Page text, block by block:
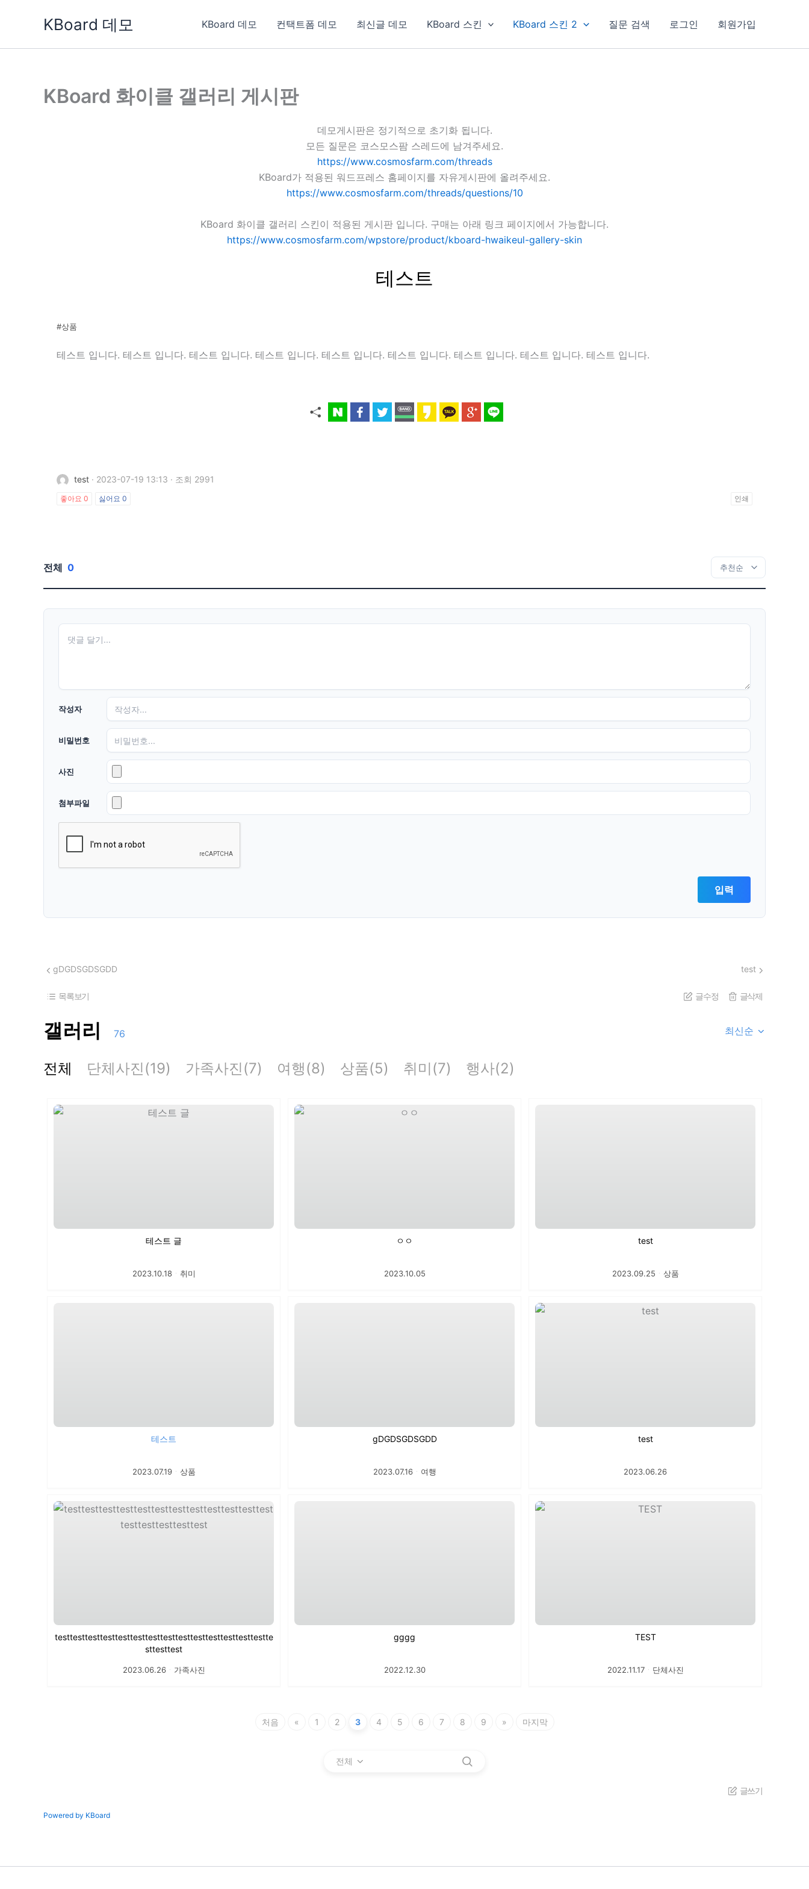
KBoard 데모 KBoard 데모 컨택트폼 데모 최신글 데모 KBoard 스킨 KBoard 스킨 2 질문 검색 로그인 회원가입
KBoard 화이클 갤러리 게시판
데모게시판은 정기적으로 초기화 됩니다.
모든 질문은 코스모스팜 스레드에 남겨주세요.
https://www.cosmosfarm.com/threads
KBoard가 적용된 워드프레스 홈페이지를 자유게시판에 올려주세요.
https://www.cosmosfarm.com/threads/questions/10
KBoard 화이클 갤러리 스킨이 적용된 게시판 입니다. 구매는 아래 링크 페이지에서 가능합니다.
https://www.cosmosfarm.com/wpstore/product/kboard-hwaikeul-gallery-skin
테스트
#상품
테스트 입니다. 테스트 입니다. 테스트 입니다. 테스트 입니다. 테스트 입니다. 테스트 입니다. 테스트 입니다. 테스트 입니다. 테스트 입니다.
test · 2023-07-19 13:13 · 조회 2991
좋아요 0 싫어요 0 인쇄
전체 0
작성자
비밀번호
사진
첨부파일
gDGDSGDSGDD test
목록보기 글수정 글삭제
갤러리 76 최신순
전체 단체사진(19) 가족사진(7) 여행(8) 상품(5) 취미(7) 행사(2)
테스트 글
2023.10.18ㆍ 취미
ㅇㅇ
2023.10.05
test
2023.09.25 ㆍ 상품
테스트
2023.07.19ㆍ 상품
gDGDSGDSGDD
2023.07.16ㆍ 여행
test
2023.06.26
testtesttesttesttesttesttesttesttesttesttesttesttesttestte
sttesttest
2023.06.26ㆍ 가족사진
gggg
2022.12.30
TEST
2022.11.17ㆍ 단체사진
처음 « 1 2 3 4 5 6 7 8 9 » 마지막
전체
글쓰기
Powered by KBoard